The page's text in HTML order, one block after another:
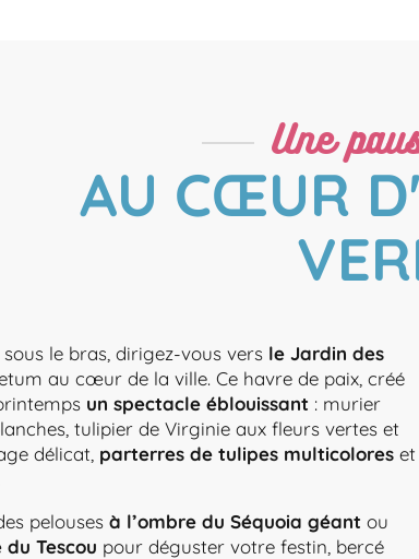
Une
AU CŒUR
le bras, dirigez-vous vers le Jardin des
au cœur de la ville. Ce havre de paix, créé
un spectacle éblouissant : murier
tulipier de Virginie aux fleurs vertes et
délicat, parterres de tulipes multicolores et
pelouses à l’ombre du Séquoia géant ou
Tescou pour déguster votre festin, bercé